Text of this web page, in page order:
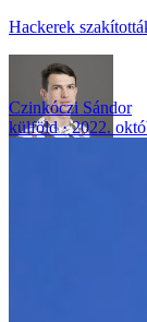
Hackerek
Czinkóczi Sándor
külföld
2022.